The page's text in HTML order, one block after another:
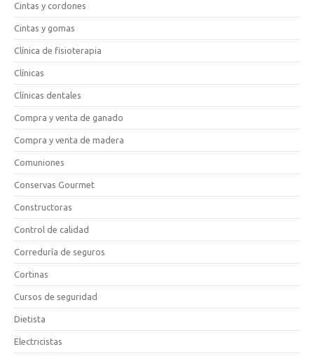
Cintas y cordones
Cintas y gomas
Clínica de fisioterapia
Clínicas
Clínicas dentales
Compra y venta de ganado
Compra y venta de madera
Comuniones
Conservas Gourmet
Constructoras
Control de calidad
Correduría de seguros
Cortinas
Cursos de seguridad
Dietista
Electricistas